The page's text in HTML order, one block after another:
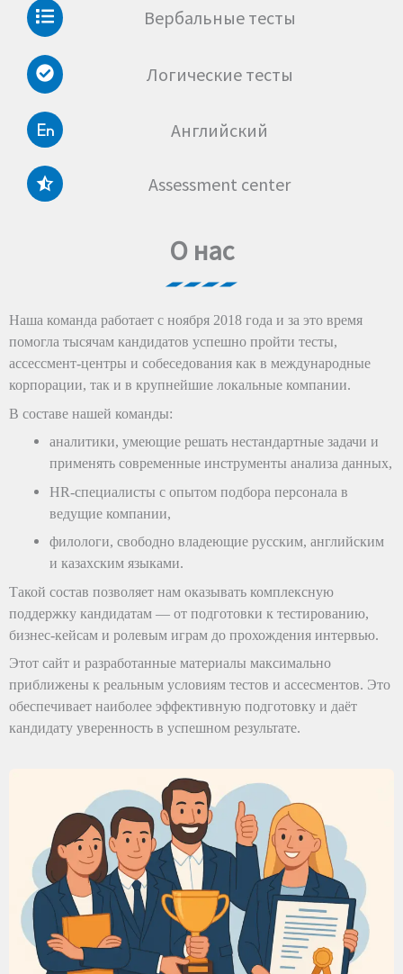
Вербальные тесты
Логические тесты
Английский
Assessment center
О нас
Наша команда работает с ноября 2018 года и за это время
помогла тысячам кандидатов успешно пройти тесты,
ассессмент-центры и собеседования как в международные
корпорации, так и в крупнейшие локальные компании.
В составе нашей команды:
аналитики, умеющие решать нестандартные задачи и
применять современные инструменты анализа данных,
HR-специалисты с опытом подбора персонала в
ведущие компании,
филологи, свободно владеющие русским, английским
и казахским языками.
Такой состав позволяет нам оказывать комплексную
поддержку кандидатам — от подготовки к тестированию,
бизнес-кейсам и ролевым играм до прохождения интервью.
Этот сайт и разработанные материалы максимально
приближены к реальным условиям тестов и ассесментов. Это
обеспечивает наиболее эффективную подготовку и даёт
кандидату уверенность в успешном результате.